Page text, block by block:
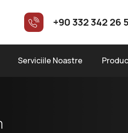
+90 332 342 26
Serviciile Noastre